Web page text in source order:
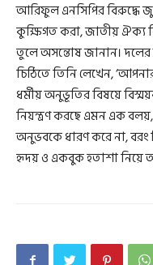
আরিফুল এনসিপির বিরুদ্ধে
কুক্ষিগত করা, জাতীয় ঐক্য
তুলে অসন্তোষ জানান।
চিঠিতে তিনি লেখেন,
ধর্মীয় অনুভূতির বিষয়ে
নিয়ন্ত্রণ করছে এমন এক বলয়,
অনুভবকে ধারণ করে না,
হৃদয় ও একবুক হতাশা নিয়ে